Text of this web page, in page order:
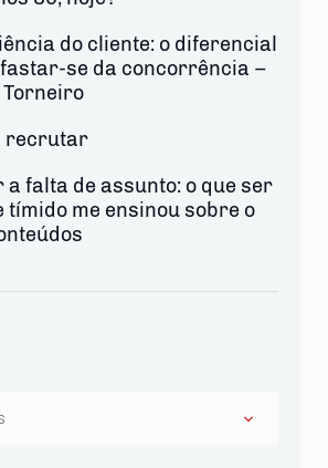
do cliente: o diferencial
se da concorrência –
Torneiro
recrutar
a falta de assunto: o que ser
tímido me ensinou sobre o